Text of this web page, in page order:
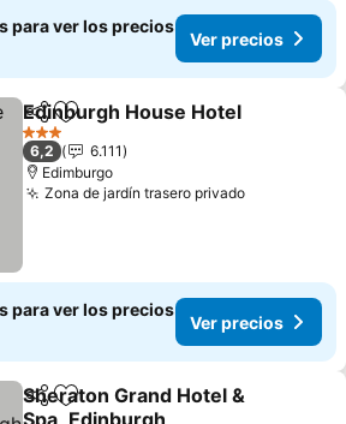
para ver los precios
Ver precios
CompartirAñadir a favoritos
Edinburgh House Hotel
3 Estrellas
6,2
6.111
Edimburgo
Zona de jardín trasero privadoVer
para ver los precios
Ver precios
CompartirAñadir a favoritos
Sheraton Grand Hotel &
Spa, Edinburgh